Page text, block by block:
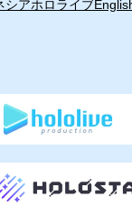
シアホロライブ